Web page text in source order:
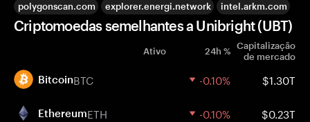
polygonscan.com
explorer.energi.network intel.arkm.com
Criptomoedas semelhantes a Unibright (UBT)
Ativo 24h % Capitalização
de mercado
BitcoinBTC -0.10% $1.30T
EthereumETH -0.10% $0.23T